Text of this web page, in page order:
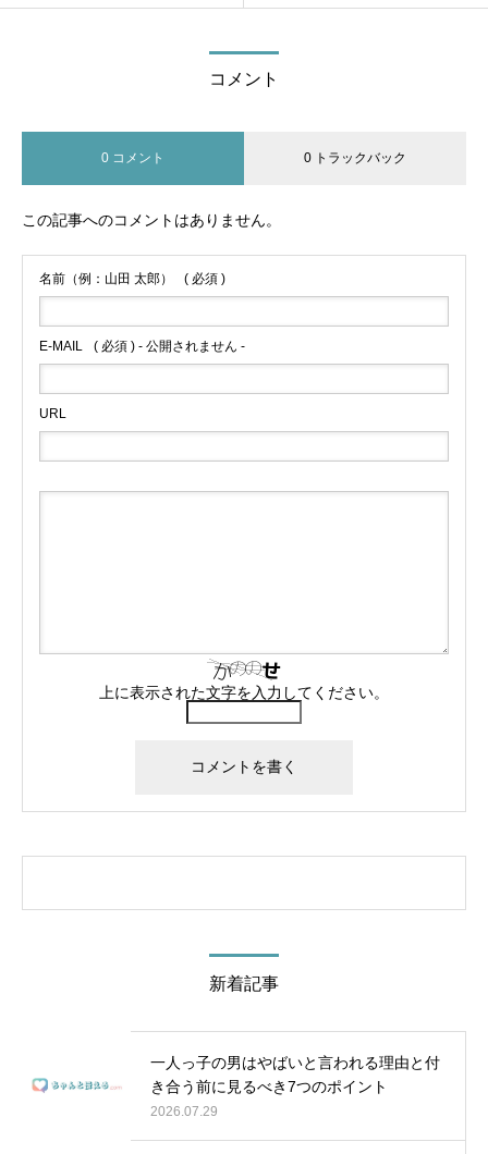
コメント
0 コメント 0 トラックバック
この記事へのコメントはありません。
名前（例：山田 太郎） ( 必須 )
E-MAIL ( 必須 ) - 公開されません -
URL
上に表示された文字を入力してください。
新着記事
一人っ子の男はやばいと言われる理由と付
き合う前に見るべき7つのポイント
2026.07.29